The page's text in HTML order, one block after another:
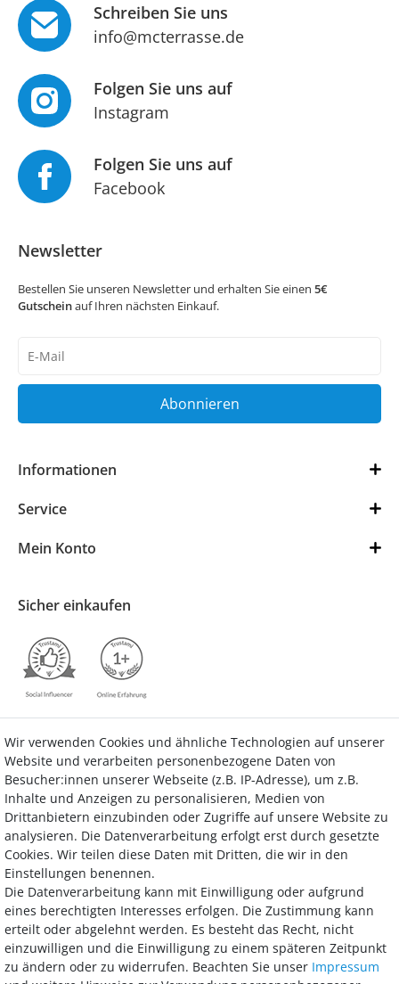
Schreiben Sie uns
info@mcterrasse.de
Folgen Sie uns auf
Instagram
Folgen Sie uns auf
Facebook
Newsletter
Bestellen Sie unseren Newsletter und erhalten Sie einen 5€
Gutscheinauf Ihren nächsten Einkauf.
Honig
Abonnieren
Informationen
Service
Mein Konto
Sicher einkaufen
Vertrag widerrufen Kontakt
Bezahlung
Wir bieten Ihnen viele Möglichkeiten einer sicheren und bequemen
Bezahlung.
Wir verwenden Cookies und ähnliche Technologien auf unserer
Website und verarbeiten personenbezogene Daten von
Besucher:innen unserer Webseite (z.B. IP-Adresse), um z.B.
Inhalte und Anzeigen zu personalisieren, Medien von
Drittanbietern einzubinden oder Zugriffe auf unsere Website zu
analysieren. Die Datenverarbeitung erfolgt erst durch gesetzte
Cookies. Wir teilen diese Daten mit Dritten, die wir in den
Einstellungen benennen.
Die Datenverarbeitung kann mit Einwilligung oder aufgrund
eines berechtigten Interesses erfolgen. Die Zustimmung kann
erteilt oder abgelehnt werden. Es besteht das Recht, nicht
einzuwilligen und die Einwilligung zu einem späteren Zeitpunkt
zu ändern oder zu widerrufen. Beachten Sie unser Impressum